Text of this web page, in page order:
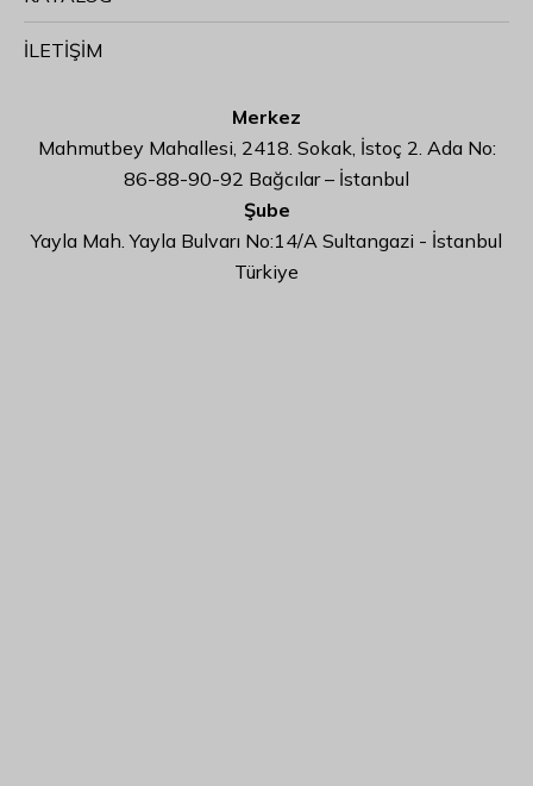
İLETİŞİM
Merkez
Mahmutbey Mahallesi, 2418. Sokak, İstoç 2. Ada No:
86-88-90-92 Bağcılar – İstanbul
Şube
Yayla Mah. Yayla Bulvarı No:14/A Sultangazi - İstanbul
Türkiye